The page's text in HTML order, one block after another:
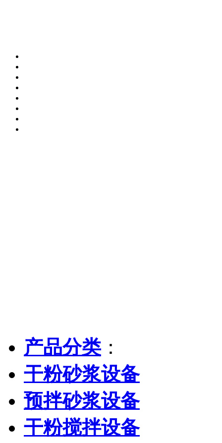
产品分类：
干粉砂浆设备
预拌砂浆设备
干粉搅拌设备